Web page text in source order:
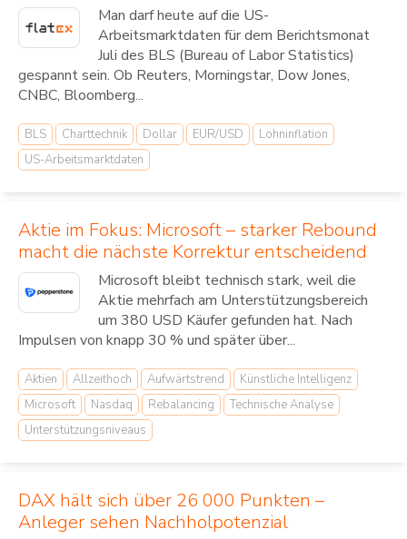
Man darf heute auf die US-
Arbeitsmarktdaten für dem Berichtsmonat
Juli des BLS (Bureau of Labor Statistics)
gespannt sein. Ob Reuters, Morningstar, Dow Jones,
CNBC, Bloomberg...
BLS Charttechnik Dollar EUR/USD
Lohninflation
US-Arbeitsmarktdaten
Aktie im Fokus: Microsoft – starker Rebound
macht die nächste Korrektur entscheidend
Microsoft bleibt technisch stark, weil die
Aktie mehrfach am Unterstützungsbereich
um 380 USD Käufer gefunden hat. Nach
Impulsen von knapp 30 % und später über...
Aktien Allzeithoch Aufwärtstrend
Künstliche Intelligenz
Microsoft
Nasdaq Rebalancing
Technische Analyse
Unterstützungsniveaus
DAX hält sich über 26 000 Punkten –
Anleger sehen Nachholpotenzial